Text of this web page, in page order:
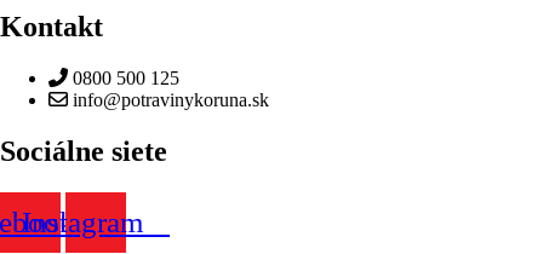
Kontakt
0800 500 125
info@potravinykoruna.sk
Sociálne siete
Instagram